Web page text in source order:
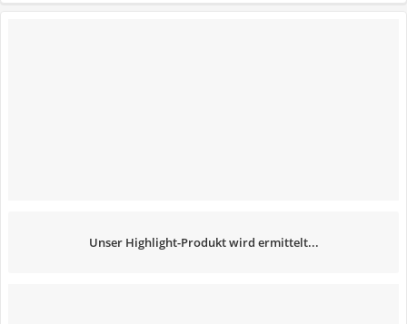
Unser Highlight-Produkt wird ermittelt...